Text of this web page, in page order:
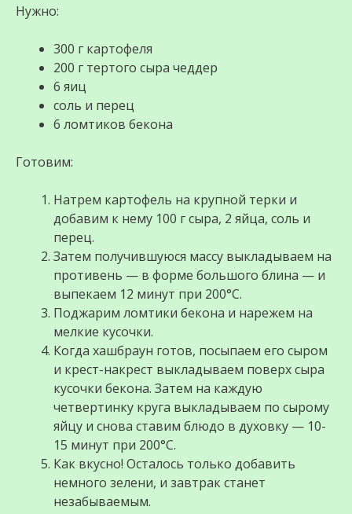
Нужно:
300 г картофеля
200 г тертого сыра чеддер
6 яиц
соль и перец
6 ломтиков бекона
Готовим:
Натрем картофель на крупной терки и
добавим к нему 100 г сыра, 2 яйца, соль и
перец.
Затем получившуюся массу выкладываем на
противень — в форме большого блина — и
выпекаем 12 минут при 200°C.
Поджарим ломтики бекона и нарежем на
мелкие кусочки.
Когда хашбраун готов, посыпаем его сыром
и крест-накрест выкладываем поверх сыра
кусочки бекона. Затем на каждую
четвертинку круга выкладываем по сырому
яйцу и снова ставим блюдо в духовку — 10-
15 минут при 200°C.
Как вкусно! Осталось только добавить
немного зелени, и завтрак станет
незабываемым.